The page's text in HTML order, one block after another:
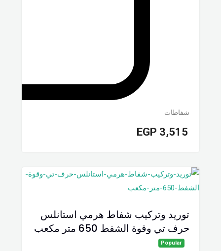
شفاطات
EGP 3,515
توريد وتركيب شفاط ھرمي استانلس
حرف تي وقوة الشفط 650 متر مكعب
Popular